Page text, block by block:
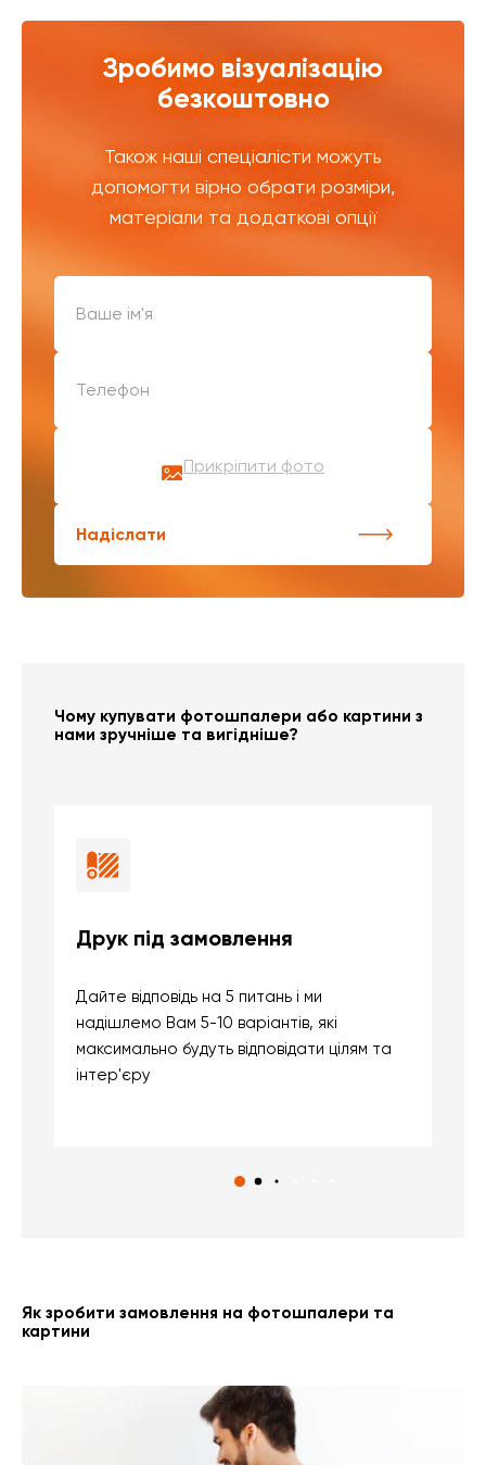
Зробимо візуалізацію
безкоштовно
Також наші спеціалісти можуть
допомогти вірно обрати розміри,
матеріали та додаткові опції
Прикріпити фото
Надіслати
Чому купувати фотошпалери або картини з
нами зручніше та вигідніше?
Друк під замовлення
Дайте відповідь на 5 питань і ми
надішлемо Вам 5-10 варіантів, які
максимально будуть відповідати цілям та
інтер'єру
Як зробити замовлення на фотошпалери та
картини